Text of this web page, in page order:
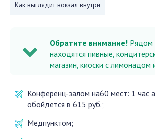
Как выглядит вокзал внутри
Обратите внимание! Рядом
находятся пивные,
магазин, киоски с
Конференц-залом на60 мест: 1 час
обойдется в 615 руб.;
Медпунктом;